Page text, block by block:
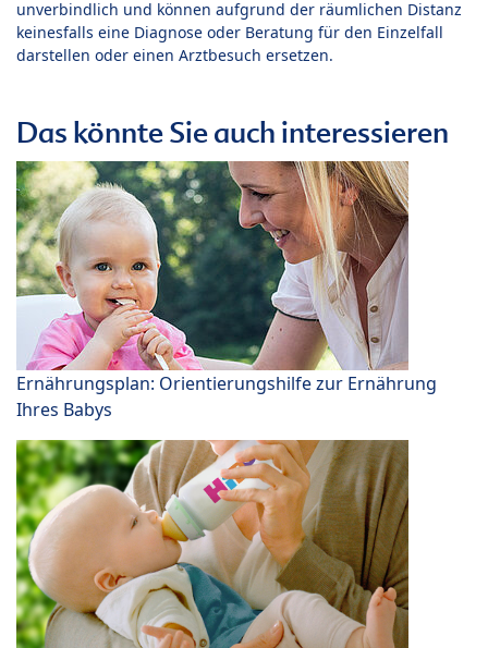
unverbindlich und können aufgrund der räumlichen Distanz
keinesfalls eine Diagnose oder Beratung für den Einzelfall
darstellen oder einen Arztbesuch ersetzen.
Das könnte Sie auch interessieren
Ernährungsplan: Orientierungshilfe zur Ernährung
Ihres Babys